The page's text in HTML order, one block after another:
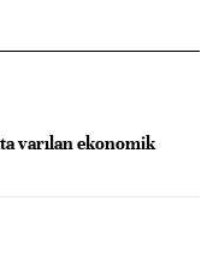
varılan ekonomik